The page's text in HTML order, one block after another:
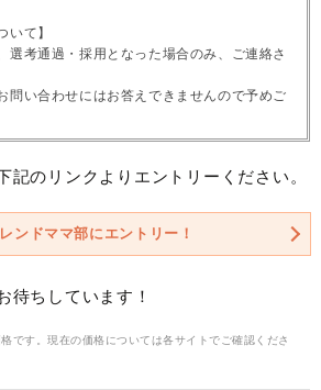
いて】
選考通過・採用となった場合のみ、ご連絡さ
問い合わせにはお答えできませんので予めご
記のリンクよりエントリーください。
ンドママ部にエントリー！
待ちしています！
です。現在の価格については各サイトでご確認くださ